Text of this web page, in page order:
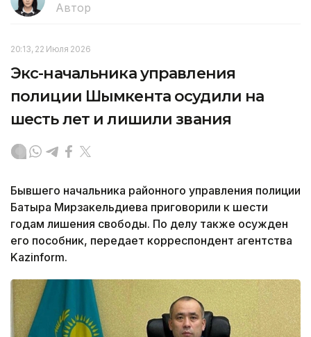
Автор
20:13, 22 Июля 2026
Экс-начальника управления
полиции Шымкента осудили на
шесть лет и лишили звания
Бывшего начальника районного управления полиции
Батыра Мирзакельдиева приговорили к шести
годам лишения свободы. По делу также осужден
его пособник, передает корреспондент агентства
Kazinform.